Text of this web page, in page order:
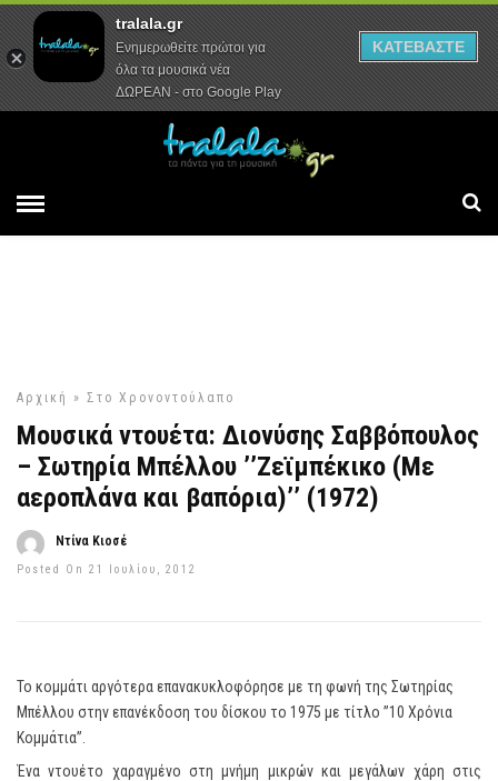
Αρχική Συνεντεύξεις Ρεπορτάζ
Αρχική » Στο Χρονοντούλαπο
Μουσικά ντουέτα: Διονύσης Σαββόπουλος
– Σωτηρία Μπέλλου ’’Ζεϊμπέκικο (Με
αεροπλάνα και βαπόρια)’’ (1972)
Ντίνα Κιοσέ
Posted On 21 Ιουλίου, 2012
Το κομμάτι αργότερα επανακυκλοφόρησε με τη φωνή της Σωτηρίας
Μπέλλου στην επανέκδοση του δίσκου το 1975 με τίτλο ”10 Χρόνια
Κομμάτια”.
Ένα ντουέτο χαραγμένο στη μνήμη μικρών και μεγάλων χάρη στις
tralala.gr
Ενημερωθείτε πρώτοι για
όλα τα μουσικά νέα
ΔΩΡΕΑΝ - στο Google Play
ΚΑΤΕΒΑΣΤΕ